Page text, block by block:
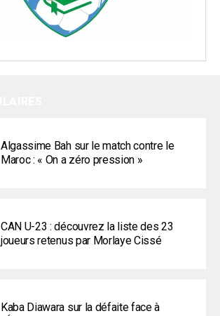
Algassime Bah sur le match contre le
Maroc : « On a zéro pression »
CAN U-23 : découvrez la liste des 23
joueurs retenus par Morlaye Cissé
Kaba Diawara sur la défaite face à